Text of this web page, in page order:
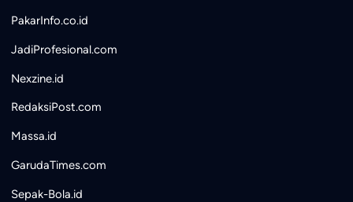
PakarInfo.co.id
JadiProfesional.com
Nexzine.id
RedaksiPost.com
Massa.id
GarudaTimes.com
Sepak-Bola.id